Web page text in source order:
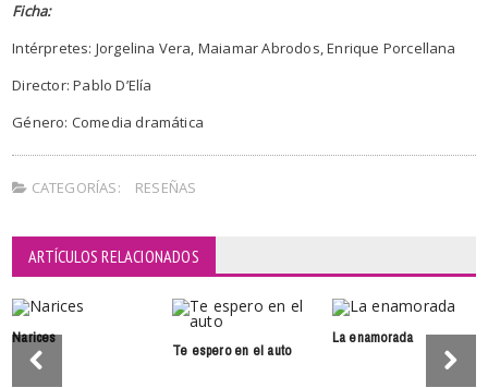
Ficha:
Intérpretes: Jorgelina Vera, Maiamar Abrodos, Enrique Porcellana
Director: Pablo D’Elía
Género: Comedia dramática
CATEGORÍAS: RESEÑAS
ARTÍCULOS RELACIONADOS
Narices
Te espero en el auto
La enamorada